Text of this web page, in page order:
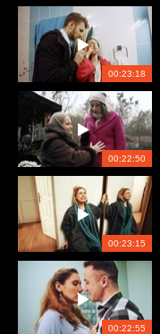
00:23:18
00:22:50
00:23:15
00:22:55